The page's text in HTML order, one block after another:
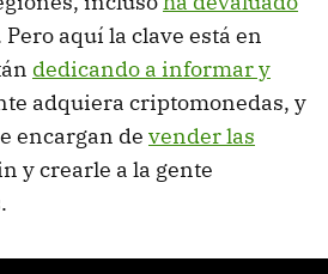
aquí la clave está en
dedicando a informar y
adquiera criptomonedas, y
encargan de vender las
y crearle a la gente